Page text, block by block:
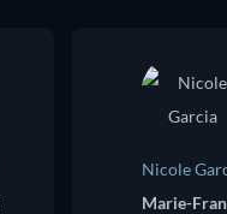
Nicole
Marie-